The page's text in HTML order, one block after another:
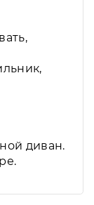
диван.